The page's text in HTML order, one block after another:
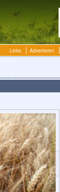
Links Adverteren